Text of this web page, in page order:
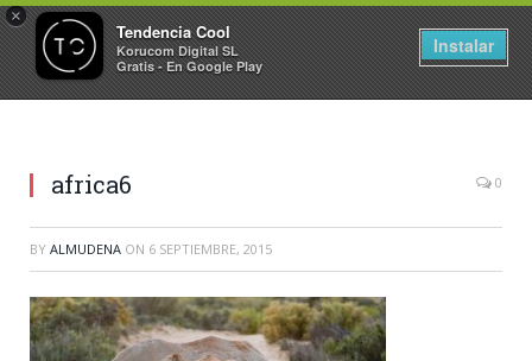
×
Tendencia Cool
Korucom Digital SL
Gratis - En Google Play
Instalar
africa6 0
BY ALMUDENA ON 6 SEPTIEMBRE, 2015